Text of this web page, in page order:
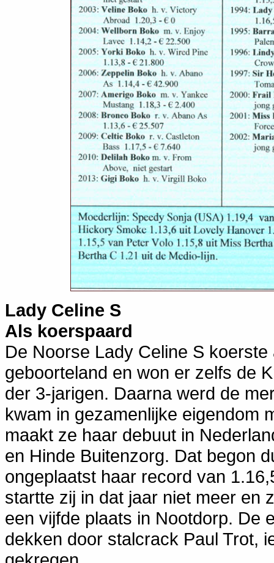
Lady Celine S
Als koerspaard
De Noorse Lady Celine S
geboorteland en won er zelfs de
der 3-jarigen. Daarna werd de
kwam in gezamenlijke eigendom
maakt ze haar debuut in
en Hinde Buitenzorg. Dat begon
ongeplaatst haar record van
startte zij in dat jaar niet meer en
een vijfde plaats in Nootdorp. De
dekken door stalcrack Paul Trot,